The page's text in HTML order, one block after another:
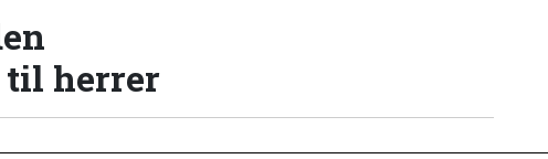
herrer